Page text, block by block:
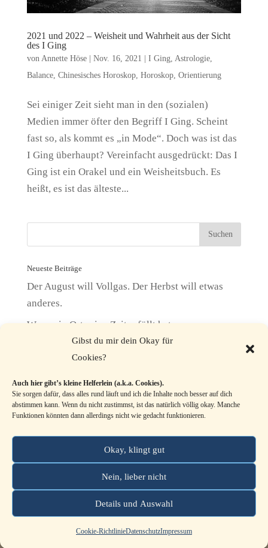
Gibst du mir dein Okay für
Cookies?
Auch hier gibt’s kleine Helferlein (a.k.a. Cookies).
Sie sorgen dafür, dass alles rund läuft und ich die Inhalte noch besser auf dich
abstimmen kann. Wenn du nicht zustimmst, ist das natürlich völlig okay. Manche
Funktionen könnten dann allerdings nicht wie gedacht funktionieren.
Okay, klingt gut
Nein, lieber nicht
Details und Auswahl
Cookie-RichtlinieDatenschutzImpressum
2021 und 2022 – Weisheit und Wahrheit aus der Sicht
des I Ging
von Annette Höse| Nov. 16, 2021 | I Ging, Astrologie,
Balance, Chinesisches Horoskop, Horoskop, Orientierung
Sei einiger Zeit sieht man in den (sozialen)
Medien immer öfter den Begriff I Ging. Scheint
fast so, als kommt es „in Mode“. Doch was ist das
I Ging überhaupt? Vereinfacht ausgedrückt: Das I
Ging ist ein Orakel und ein Weisheitsbuch. Es
heißt, es ist das älteste...
Neueste Beiträge
Der August will Vollgas. Der Herbst will etwas
anderes.
Wenn ein Ort seine Zeit erfüllt hat
Kein Nährboden. Und trotzdem wächst sie.
Entschlossenheit im Monat der Wasserschlange
Kategorien
Kategorien
Datenschutz
Cookie-Richtlinie (EU)
Kontakt
AGB Terminbuchung